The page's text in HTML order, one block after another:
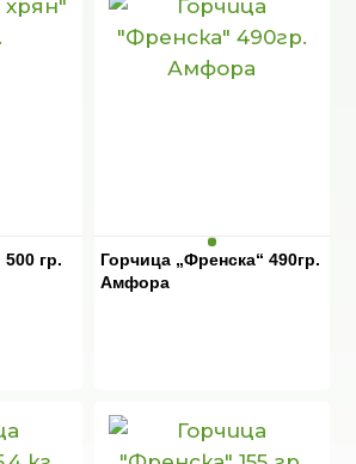
гр.
Горчица „Френска“ 490гр.
Амфора